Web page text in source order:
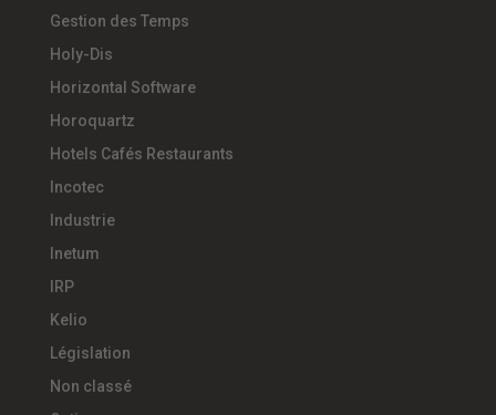
Gestion des Temps
Holy-Dis
Horizontal Software
Horoquartz
Hotels Cafés Restaurants
Incotec
Industrie
Inetum
IRP
Kelio
Législation
Non classé